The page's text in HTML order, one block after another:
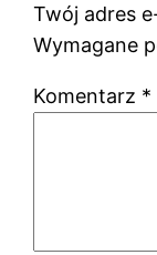
Twój adres
Wymagane
Komentarz *